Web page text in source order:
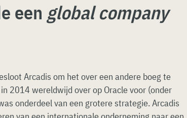
een global company
Arcadis om het over een andere boeg te
2014 wereldwijd over op Oracle voor (onder
onderdeel van een grotere strategie. Arcadis